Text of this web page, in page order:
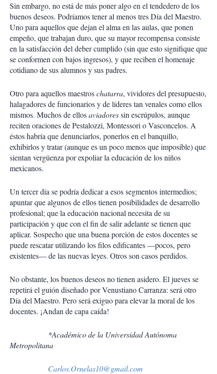
Sin embargo, no está de más poner algo en el tendedero de los
buenos deseos. Podríamos tener al menos tres Día del Maestro.
Uno para aquellos que dejan el alma en las aulas, que ponen
empeño, que trabajan duro, que su mayor recompensa consiste
en la satisfacción del deber cumplido (sin que esto signifique que
se conformen con bajos ingresos), y que reciben el homenaje
cotidiano de sus alumnos y sus padres.
Otro para aquellos maestroschatarra, vividores del presupuesto,
halagadores de funcionarios y de líderes tan venales como ellos
mismos. Muchos de ellosaviadoressin escrúpulos, aunque
reciten oraciones de Pestalozzi, Montessori o Vasconcelos. A
éstos habría que denunciarlos, ponerlos en el banquillo,
exhibirlos y tratar (aunque es un poco menos que imposible) que
sientan vergüenza por expoliar la educación de los niños
mexicanos.
Un tercer día se podría dedicar a esos segmentos intermedios;
apuntar que algunos de ellos tienen posibilidades de desarrollo
profesional; que la educación nacional necesita de su
participación y que con el fin de salir adelante se tienen que
aplicar. Sospecho que una buena porción de estos docentes se
puede rescatar utilizando los filos edificantes —pocos, pero
existentes— de las nuevas leyes. Otros son casos perdidos.
No obstante, los buenos deseos no tienen asidero. El jueves se
repetirá el guión diseñado por Venustiano Carranza: será otro
Día del Maestro. Pero será exiguo para elevar la moral de los
docentes. ¡Andan de capa caída!
*Académico de la Universidad Autónoma
Metropolitana
Carlos.Ornelas10@gmail.com